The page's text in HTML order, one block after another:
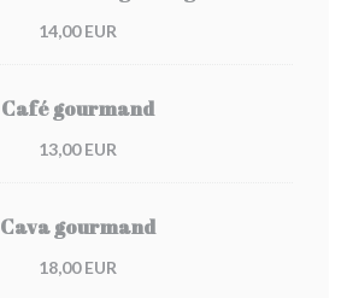
14,00 EUR
Café gourmand
13,00 EUR
Cava gourmand
18,00 EUR